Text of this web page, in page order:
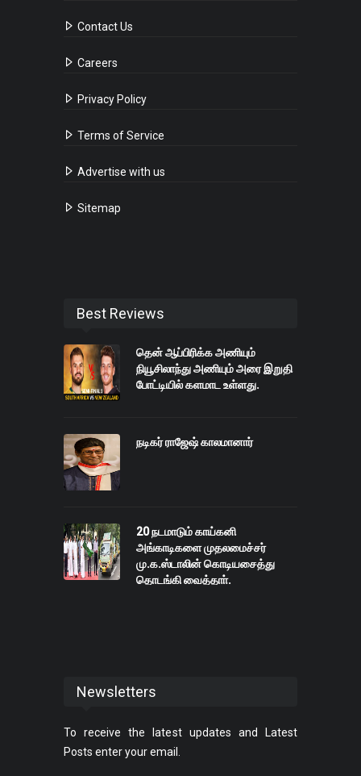
Contact Us
Careers
Privacy Policy
Terms of Service
Advertise with us
Sitemap
Best Reviews
தென் ஆப்பிரிக்க அணியும்
நியூசிலாந்து அணியும் அரை இறுதி
போட்டியில் களமாட உள்ளது.
நடிகர் ராஜேஷ் காலமானார்
20 நடமாடும் காய்கனி
அங்காடிகளை முதலமைச்சர்
மு.க.ஸ்டாலின் கொடியசைத்து
தொடங்கி வைத்தாா்.
Newsletters
To receive the latest updates and Latest
Posts enter your email.